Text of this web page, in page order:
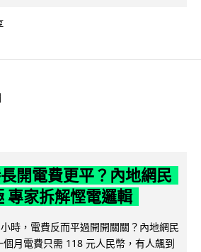
開電費更平？內地網民
專家拆解慳電邏輯
時，電費反而平過開開關關？內地網民
月電費只需 118 元人民幣，有人飆到